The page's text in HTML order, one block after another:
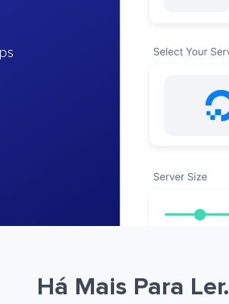
Há Mais Para Ler.